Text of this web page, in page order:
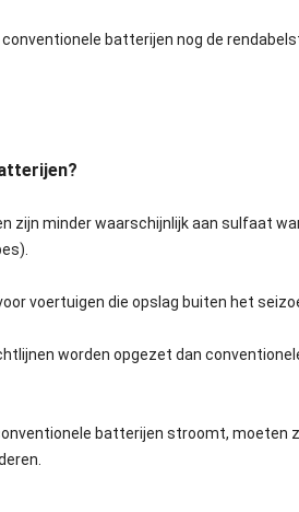
batterijen nog de
zijn minder waarschijnlijk aan sulfaat
voertuigen die opslag buiten het
worden opgezet dan
batterijen stroomt, moeten